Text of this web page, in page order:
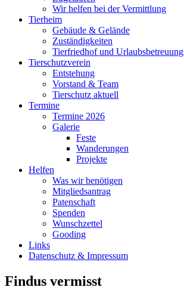
Wir helfen bei der Vermittlung
Tierheim
Gebäude & Gelände
Zuständigkeiten
Tierfriedhof und Urlaubsbetreuung
Tierschutzverein
Entstehung
Vorstand & Team
Tierschutz aktuell
Termine
Termine 2026
Galerie
Feste
Wanderungen
Projekte
Helfen
Was wir benötigen
Mitgliedsantrag
Patenschaft
Spenden
Wunschzettel
Gooding
Links
Datenschutz & Impressum
Findus vermisst